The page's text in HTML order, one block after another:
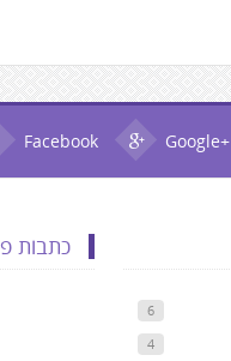
Facebook Google+
כתבות
6
4